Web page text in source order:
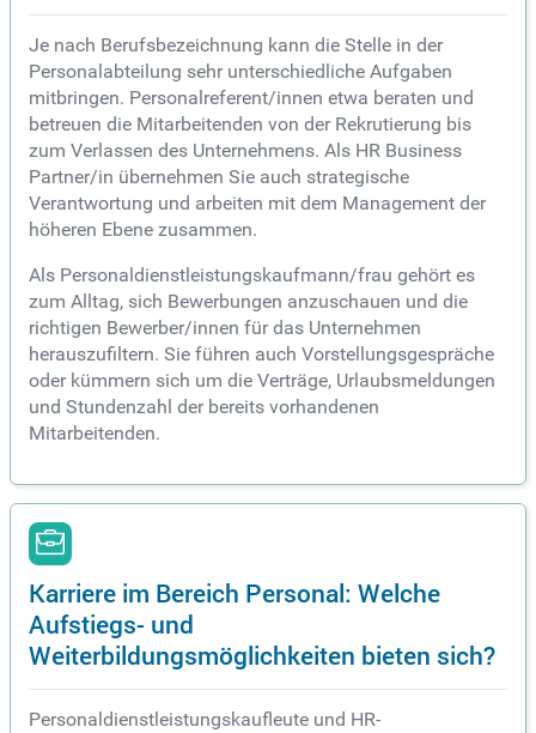
Je nach Berufsbezeichnung kann die Stelle in der
Personalabteilung sehr unterschiedliche Aufgaben
mitbringen. Personalreferent/innen etwa beraten und
betreuen die Mitarbeitenden von der Rekrutierung bis
zum Verlassen des Unternehmens. Als HR Business
Partner/in übernehmen Sie auch strategische
Verantwortung und arbeiten mit dem Management der
höheren Ebene zusammen.
Als Personaldienstleistungskaufmann/frau gehört es
zum Alltag, sich Bewerbungen anzuschauen und die
richtigen Bewerber/innen für das Unternehmen
herauszufiltern. Sie führen auch Vorstellungsgespräche
oder kümmern sich um die Verträge, Urlaubsmeldungen
und Stundenzahl der bereits vorhandenen
Mitarbeitenden.
Karriere im Bereich Personal: Welche
Aufstiegs- und
Weiterbildungsmöglichkeiten bieten sich?
Personaldienstleistungskaufleute und HR-